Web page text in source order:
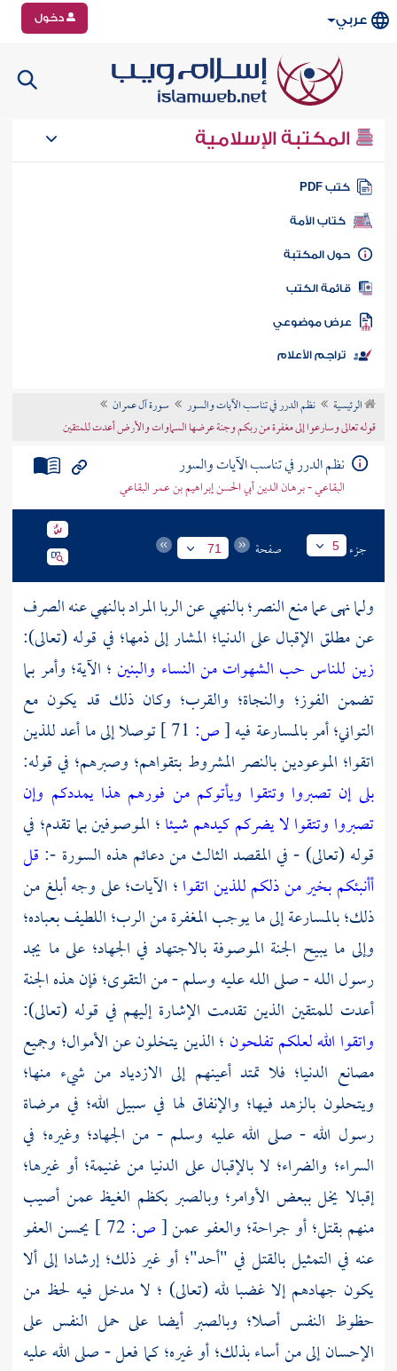
عربي دخول
المكتبة الإسلامية
كتب PDF
كتاب الأمة
المكتبة
الكتب
موضوعي
تراجم الأعلام
الرئيسية نظم الدرر في تناسب الآيات والسور
سورة آل عمران
قوله تعالى وسارعوا إلى مغفرة من ربكم وجنة عرضها السماوات والأرض أعدت للمتقين
نظم الدرر في تناسب الآيات والسور
البقاعي - برهان الدين أبي الحسن إبراهيم بن عمر البقاعي
جزء 5 صفحة 71
ولما نهى عما منع النصر؛ بالنهي عن الربا المراد بالنهي عنه الصرف
عن مطلق الإقبال على الدنيا؛ المشار إلى ذمها؛ في قوله (تعالى):
زين للناس حب الشهوات من النساء والبنين؛ الآية؛ وأمر بما
تضمن الفوز؛ والنجاة؛ والقرب؛ وكان ذلك قد يكون مع
التواني؛ أمر بالمسارعة فيه[ص:
توصلا إلى ما أعد للذين
اتقوا؛ الموعودين بالنصر المشروط بتقواهم؛ وصبرهم؛ في قوله:
بلى إن تصبروا وتتقوا ويأتوكم من فورهم هذا يمددكم وإن
تصبروا وتتقوا لا يضركم كيدهم شيئا؛ الموصوفين بما تقدم؛ في
قوله (تعالى) - في المقصد الثالث من دعائم هذه السورة -: قل
أأنبئكم بخير من ذلكم للذين اتقوا؛ الآيات؛ على وجه أبلغ من
ذلك؛ بالمسارعة إلى ما يوجب المغفرة من الرب؛ اللطيف بعباده؛
وإلى ما يبيح الجنة الموصوفة بالاجتهاد في الجهاد؛ على ما يجد
رسول اللـه - صلى اللـه عليه وسلم - من التقوى؛ فإن هذه الجنة
أعدت للمتقين الذين تقدمت الإشارة إليهم في قوله (تعالى):
واتقوا الله لعلكم تفلحون ؛ الذين يتخلون عن الأموال؛ وجميع
مصانع الدنيا؛ فلا تمتد أعينهم إلى الازدياد من شيء منها؛
ويتحلون بالزهد فيها؛ والإنفاق لها في سبيل الله؛ في مرضاة
رسول الله - صلى الله عليه وسلم - من الجهاد؛ وغيره؛ في
السراء؛ والضراء؛ لا بالإقبال على الدنيا من غنيمة؛ أو غيرها؛
إقبالا يخل ببعض الأوامر؛ وبالصبر بكظم الغيظ عمن أصيب
منهم بقتل؛ أو جراحة؛ والعفو عمن[ص:
يحسن العفو
عنه في التمثيل بالقتل في "أحد"؛ أو غير ذلك؛ إرشادا إلى ألا
يكون جهادهم إلا غضبا لله (تعالى) ؛ لا مدخل فيه لحظ من
حظوظ النفس أصلا؛ وبالصبر أيضا على حمل النفس على
الإحسان إلى من أساء بذلك؛ أو غيره؛ كما فعل - صلى الله عليه